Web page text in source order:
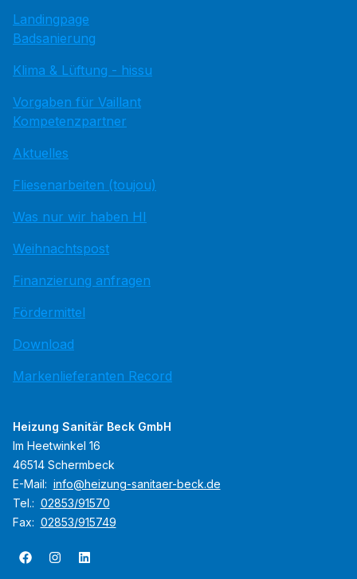
Landingpage
Badsanierung
Klima & Lüftung - hissu
Vorgaben für Vaillant
Kompetenzpartner
Aktuelles
Fliesenarbeiten (toujou)
Was nur wir haben HI
Weihnachtspost
Finanzierung anfragen
Fördermittel
Download
Markenlieferanten Record
Heizung Sanitär Beck GmbH
Im Heetwinkel 16
46514 Schermbeck
E-Mail: info@heizung-sanitaer-beck.de
Tel.: 02853/91570
Fax: 02853/915749